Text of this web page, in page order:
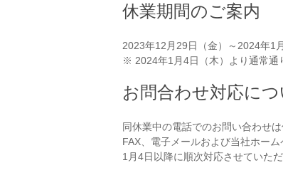
休業期間のご案内
2023年12月29日（金）～2024年1
※ 2024年1月4日（木）より通常通
お問合わせ対応につ
同休業中の電話でのお問い合わせ
FAX、電子メールおよび当社ホー
1月4日以降に順次対応させていた